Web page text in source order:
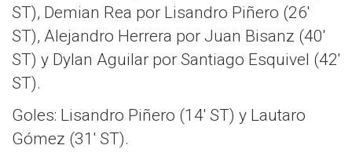
ST), Demian Rea por Lisandro Piñero (26′
ST), Alejandro Herrera por Juan Bisanz (40′
ST) y Dylan Aguilar por Santiago Esquivel (42′
ST).
Goles: Lisandro Piñero (14′ ST) y Lautaro
Gómez (31′ ST).